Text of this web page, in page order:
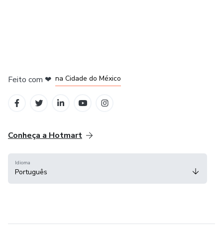
Feito com ❤ na Cidade do México
Conheça a Hotmart
Idioma
Português